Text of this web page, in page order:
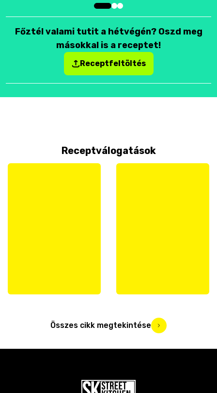
Főztél valami tutit a hétvégén? Oszd meg
másokkal is a receptet!
Receptfeltöltés
Receptválogatások
Összes cikk megtekintése